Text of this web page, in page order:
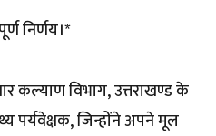
निर्णय।*
कल्याण विभाग, उत्तराखण्ड के
पर्यवेक्षक, जिन्होंने अपने मूल